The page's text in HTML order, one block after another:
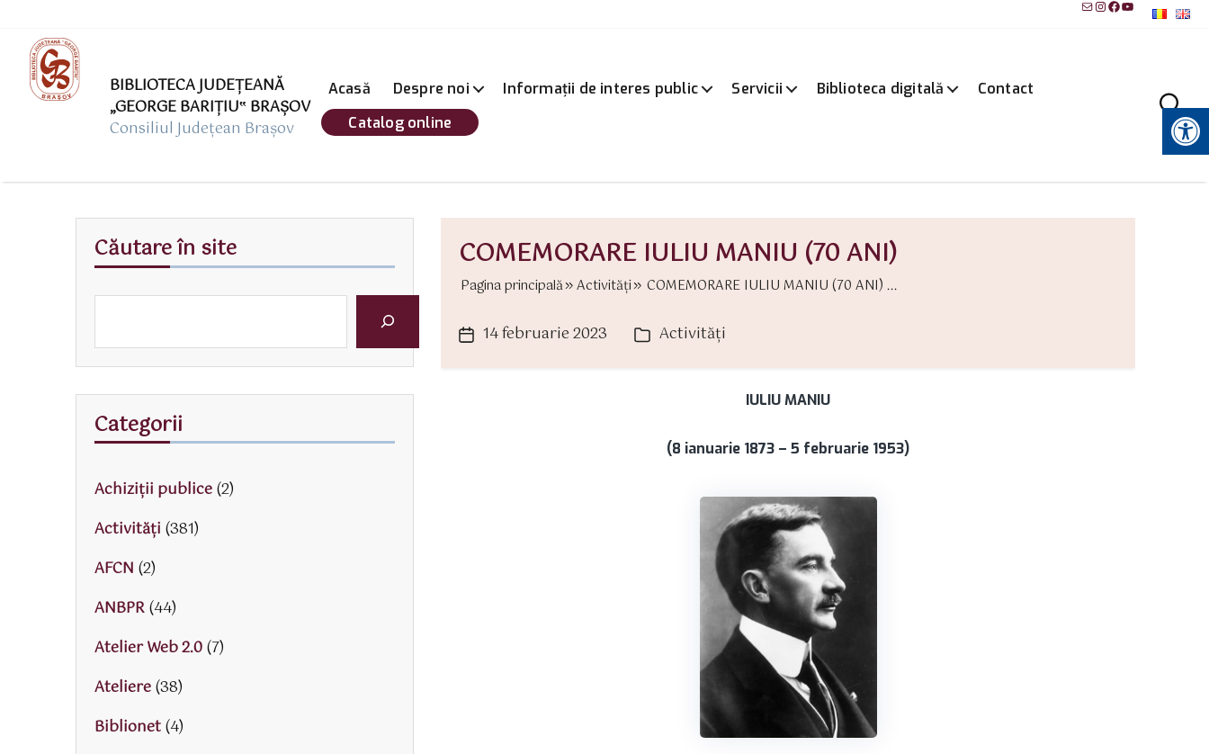
MailInstagram
Facebook
YouTube
BIBLIOTECA JUDEȚEANĂ
„GEORGE BARIŢIU‟ BRAŞOV
Consiliul Județean Brașov
Acasă Despre noi Informații de interes public Servicii Biblioteca digitală
Contact
Catalog online
Instrumente pentru accesibilitate
COMEMORARE IULIU MANIU (70 ANI)
Pagina principală Activităţi COMEMORARE IULIU MANIU (70 ANI) ...
Dată14 februarie 2023 Categorii
Activităţi
IULIU MANIU
(8 ianuarie 1873 – 5 februarie 1953)
Căutare în site
Categorii
Achiziții publice(2)
Activităţi (381)
AFCN (2)
ANBPR(44)
Atelier Web 2.0(7)
Ateliere(38)
Biblionet(4)